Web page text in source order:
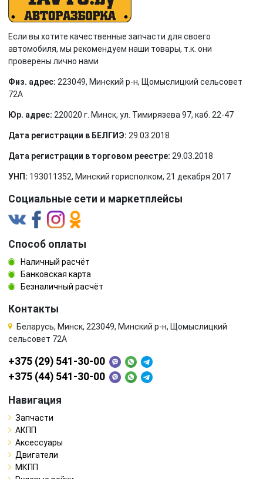
Toyota
Volvo
Если вы хотите качественные запчасти для своего
автомобиля, мы рекомендуем наши товары, т.к. они
проверены лично нами
Физ. адрес: 223049, Минский р-н, Щомыслицкий сельсовет
72А
Юр. адрес: 220020 г. Минск, ул. Тимирязева 97, каб. 22-47
Дата регистрации в БЕЛГИЭ: 29.03.2018
Дата регистрации в торговом реестре: 29.03.2018
УНП: 193011352, Минский горисполком, 21 декабря 2017
Социальные сети и маркетплейсы
Способ оплаты
Наличный расчёт
Банковская карта
Безналичный расчёт
Контакты
Беларусь, Минск, 223049, Минский р-н, Щомыслицкий
сельсовет 72А
+375 (29) 541-30-00
+375 (44) 541-30-00
Навигация
Запчасти
АКПП
Аксессуары
Двигатели
МКПП